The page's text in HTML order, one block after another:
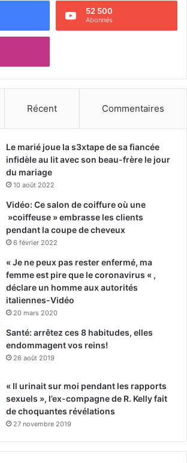
52 500
Abonnés
Récent Commentaires
Le marié joue la s3xtape de sa fiancée
infidèle au lit avec son beau-frère le jour
du mariage
10 août 2022
Vidéo: Ce salon de coiffure où une
»coiffeuse » embrasse les clients
pendant la coupe de cheveux
6 février 2022
« Je ne peux pas rester enfermé, ma
femme est pire que le coronavirus « ,
déclare un homme aux autorités
italiennes-Vidéo
20 mars 2020
Santé: arrêtez ces 8 habitudes, elles
endommagent vos reins!
26 août 2019
« Il urinait sur moi pendant les rapports
sexuels », l’ex-compagne de R. Kelly fait
de choquantes révélations
27 novembre 2019